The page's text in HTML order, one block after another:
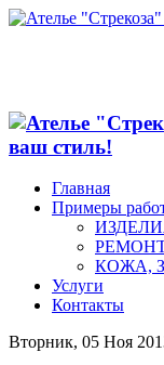
Главная
Примеры
КОЖА,
Услуги
Контакты
Вторник, 05 Ноя